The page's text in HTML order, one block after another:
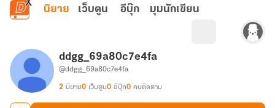
ข้ามไปยังเนื้อหาหลัก
นิยาย เว็บตูน อีบุ๊ก มุมนักเขียน
ddgg_69a80c7e4fa
@ddgg_69a80c7e4fa
2 นิยาย0 เว็บตูน0 อีบุ๊ก0 คนติดตาม